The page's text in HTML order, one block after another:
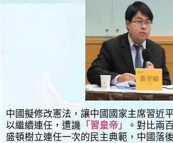
中國擬修改憲法，讓中國國家主席習近
以繼續連任，遭譏 「習皇帝」
。對比兩
盛頓樹立連任一次的民主典範，中國落